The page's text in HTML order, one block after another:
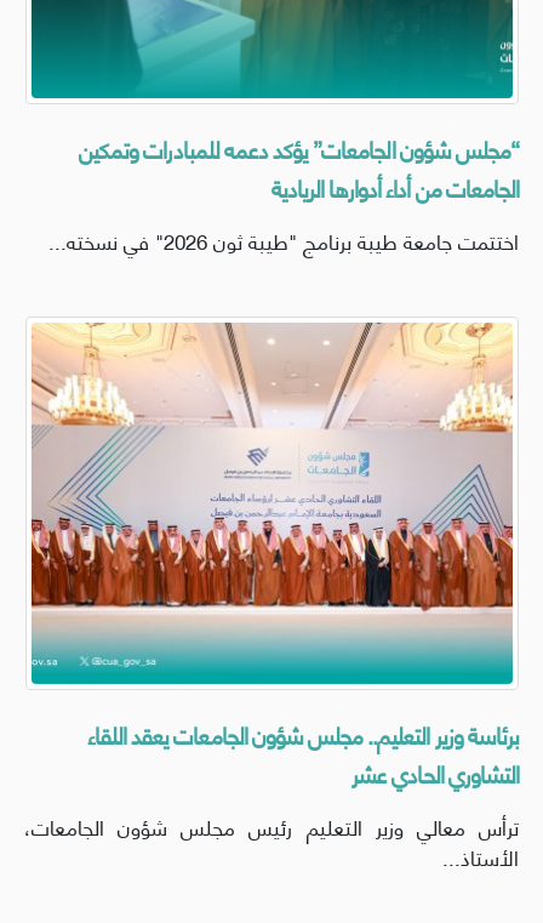
“مجلس شؤون الجامعات” يؤكد دعمه للمبادرات وتمكين
الجامعات من أداء أدوارها الريادية
اختتمت جامعة طيبة برنامج "طيبة ثون 2026" في نسخته...
برئاسة وزير التعليم.. مجلس شؤون الجامعات يعقد اللقاء
التشاوري الحادي عشر
ترأس معالي وزير التعليم رئيس مجلس شؤون الجامعات،
الأستاذ...